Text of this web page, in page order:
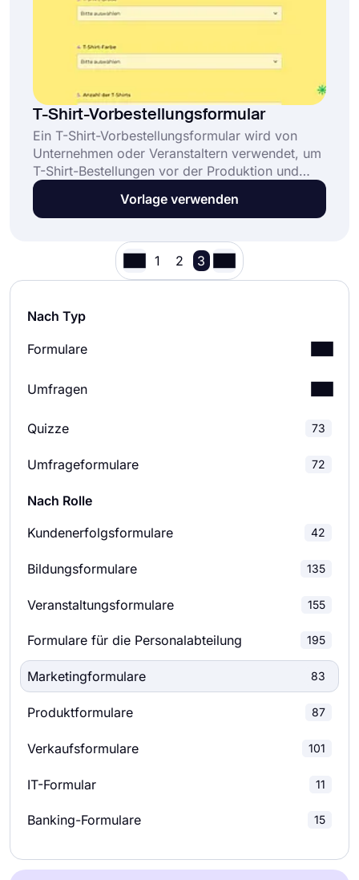
Nach Typ
Formulare
Bewerbungsformulare
Buchungsformulare 46
Einwilligungsformulare 102
Kontaktformulare
Spendenformulare
Bewertungsformulare
Feedback-Formulare 144
Bewerbungsformulare 40
Bestellformulare
Umfragen
Umfragen zur Kundenzufriedenheit 47
Umfragen zur Mitarbeiterzufriedenheit 28
Evaluationsumfragen
Feedback-Umfragen
Beziehungsumfragen 8
Quizze 73
Umfrageformulare 72
Nach Rolle
Kundenerfolgsformulare
42
Bildungsformulare 135
Veranstaltungsformulare 155
Formulare für die Personalabteilung 195
Marketingformulare 83
Produktformulare 87
Verkaufsformulare 101
IT-Formular 11
Banking-Formulare 15
T-Shirt-Vorbestellungsformular
Ein T-Shirt-Vorbestellungsformular wird von
Unternehmen oder Veranstaltern verwendet, um
T-Shirt-Bestellungen vor der Produktion und
dem Vertrieb zu sammeln. Es hilft dabei,
Größendaten, Lieferdetails und
erfassen. Diese Online-Formularvorlage für T-
Shirt-Vorbestellungen:
Vorlage verwenden
1 2 3